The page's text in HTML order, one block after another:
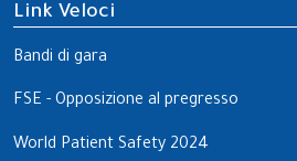
Link Veloci
Bandi di gara
FSE - Opposizione al pregresso
World Patient Safety 2024